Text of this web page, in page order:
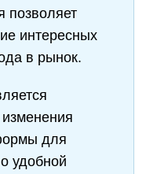
позволяет
интересных
в рынок.
для
удобной